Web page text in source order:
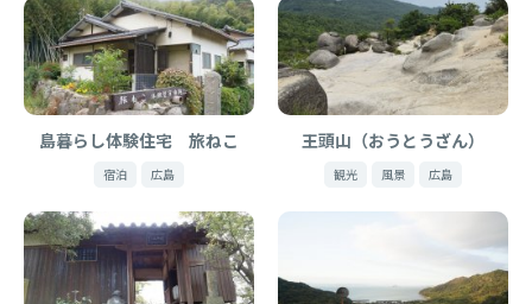
島暮らし体験住宅 旅ねこ
宿泊 広島
王頭山（おうとうざん）
観光 風景 広島